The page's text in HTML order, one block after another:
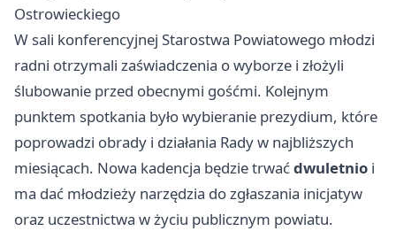
Ostrowieckiego
W sali konferencyjnej Starostwa Powiatowego młodzi
radni otrzymali zaświadczenia o wyborze i złożyli
ślubowanie przed obecnymi gośćmi. Kolejnym
punktem spotkania było wybieranie prezydium, które
poprowadzi obrady i działania Rady w najbliższych
miesiącach. Nowa kadencja będzie trwaćdwuletnio i
ma dać młodzieży narzędzia do zgłaszania inicjatyw
oraz uczestnictwa w życiu publicznym powiatu.